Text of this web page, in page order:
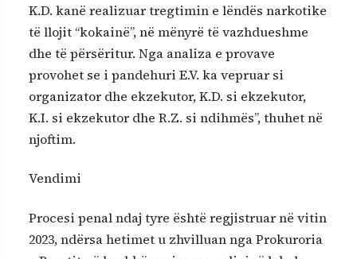
K.D. kanë realizuar tregtimin e lëndës narkotike
të llojit “kokainë”, në mënyrë të vazhdueshme
dhe të përsëritur. Nga analiza e provave
provohet se i pandehuri E.V. ka vepruar si
organizator dhe ekzekutor, K.D. si ekzekutor,
K.I. si ekzekutor dhe R.Z. si ndihmës”, thuhet në
njoftim.
Vendimi
Procesi penal ndaj tyre është regjistruar në vitin
2023, ndërsa hetimet u zhvilluan nga Prokuroria